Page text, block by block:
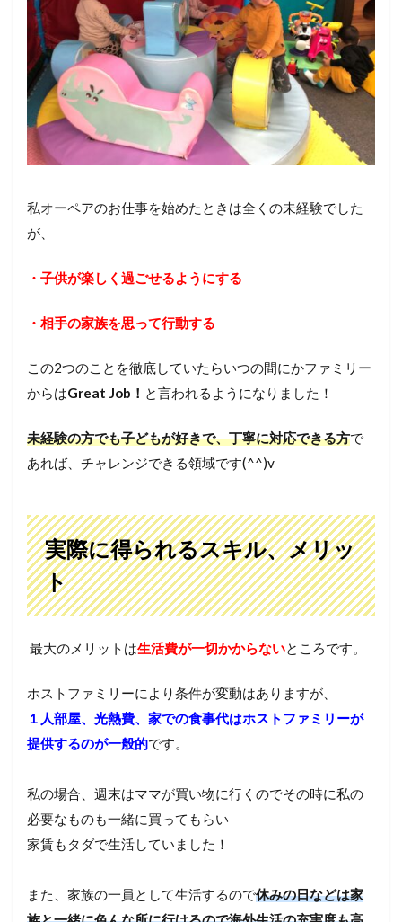
私オーペアのお仕事を始めたときは全くの未経験でした
が、
・子供が楽しく過ごせるようにする
・相手の家族を思って行動する
この2つのことを徹底していたらいつの間にかファミリー
からはGreat Job！ と言われるようになりました！
未経験の方でも子どもが好きで、丁寧に対応できる方で
あれば、チャレンジできる領域です(^^)v
実際に得られるスキル、メリッ
ト
最大のメリットは生活費が一切かからないところです。
ホストファミリーにより条件が変動はありますが、
１ 人部屋、光熱費、家での食事代はホストファミリーが
提供するのが一般的です。
私の場合、週末はママが買い物に行くのでその時に私の
必要なものも一緒に買ってもらい
家賃もタダで生活していました！
また、家族の一員として生活するので休みの日などは家